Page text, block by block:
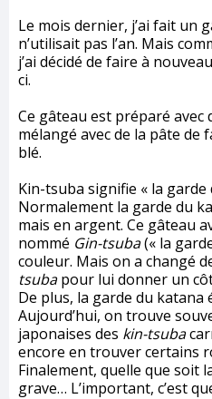
Le mois dernier, j’ai fait un
n’utilisait pas l’an. Mais
j’ai décidé de faire à
ci.
Ce gâteau est préparé avec
mélangé avec de la pâte de
blé.
Kin-tsuba signifie « la garde
Normalement la garde du
mais en argent. Ce gâteau
nommé Gin-tsuba(« la
couleur. Mais on a changé
tsubapour lui donner un
De plus, la garde du katana
Aujourd’hui, on trouve
japonaises des kin-tsuba
encore en trouver certains
Finalement, quelle que soit
grave… L’important, c’est